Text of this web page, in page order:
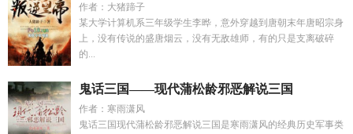
作者：大猪蹄子
某大学计算机系三年级学生李晔，意外穿越到唐朝末年唐昭宗身
上，没有传说的盛唐烟云，没有无敌雄师，有的只是支离破碎
的...
鬼话三国——现代蒲松龄邪恶解说三国
作者：寒雨潇风
鬼话三国现代蒲松龄邪恶解说三国是寒雨潇风的经典历史军事类